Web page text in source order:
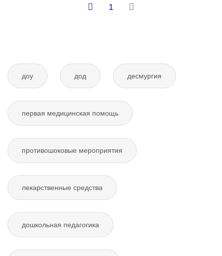
1
доу дод десмургия
первая медицинская помощь
противошоковые мероприятия
лекарственные средства
дошкольная педагогика